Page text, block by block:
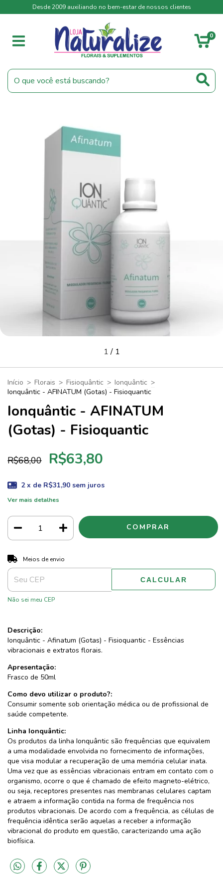
Desde 2009 auxiliando no bem-estar de nossos clientes
0
1/ 1
Início > Florais > Fisioquântic > Ionquântic >
Ionquântic - AFINATUM (Gotas) - Fisioquantic
Ionquântic - AFINATUM
(Gotas) - Fisioquantic
R$68,00 R$63,80
2 x de R$31,90 sem juros
Ver mais detalhes
Entregas para o CEP:
Meios de envio
CALCULAR
Não sei meu CEP
Descrição:
Ionquântic - Afinatum (Gotas) - Fisioquantic - Essências
vibracionais e extratos florais.
Apresentação:
Frasco de 50ml
Como devo utilizar o produto?:
Consumir somente sob orientação médica ou de profissional de
saúde competente.
Linha Ionquântic:
Os produtos da linha Ionquântic são frequências que equivalem
a uma modalidade envolvida no fornecimento de informações,
que visa modular a recuperação de uma memória celular inata.
Uma vez que as essências vibracionais entram em contato com o
organismo, ocorre o que é chamado de efeito magneto-elétrico,
ou seja, receptores presentes nas membranas celulares captam
e atraem a informação contida na forma de frequência nos
produtos vibracionais. De acordo com a frequência, as células de
frequência idêntica serão aquelas a receber a informação
vibracional do produto em questão, caracterizando uma ação
biofísica.